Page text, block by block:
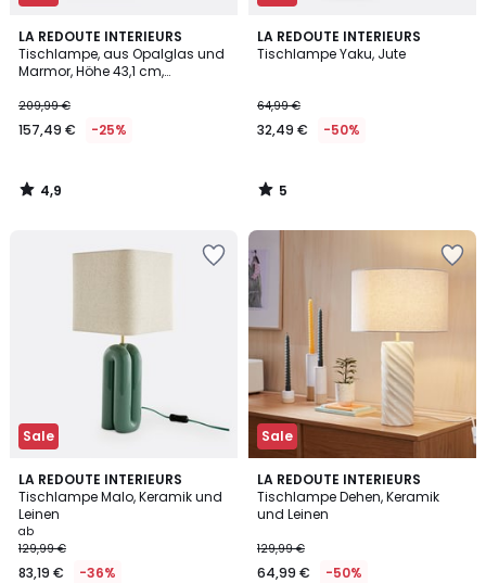
LA REDOUTE INTERIEURS
Tischlampe, aus Opalglas und
Marmor, Höhe 43,1 cm,
209,99 €
157,49 € -25%
4,9
/ 5
4,9
/
LA REDOUTE INTERIEURS
Tischlampe Yaku, Jute
64,99 €
32,49 € -50%
5
/
5
/
Sale
LA REDOUTE INTERIEURS
Tischlampe Malo, Keramik und
Leinen
ab
129,99 €
83,19 € -36%
4,7
/ 5
3
Farben
Sale
LA REDOUTE INTERIEURS
Tischlampe Dehen, Keramik
und Leinen
129,99 €
64,99 € -50%
4,2
/ 5